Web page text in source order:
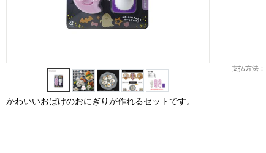
かわいいおばけのおにぎりが作れるセットです。
支払方法：